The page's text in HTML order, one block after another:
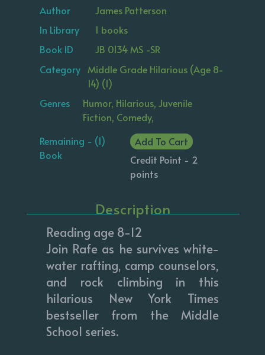
Author
James Patterson
In Library
1 books
Book ID
JB 0134 MS -SR
Category Middle Grade Hilarious (Age 8-
14) (1)
Genres
Humor, Hilarious, Juvenile
Fiction, Comedy,
Remaining - (1)
Book
Add To Cart
Credit Point - 2
points
Description
Reading age 8-12
Join Rafe as he survives white-
water rafting, camp counselors,
and rock climbing in this
hilarious New York Times
bestseller from the Middle
School series.